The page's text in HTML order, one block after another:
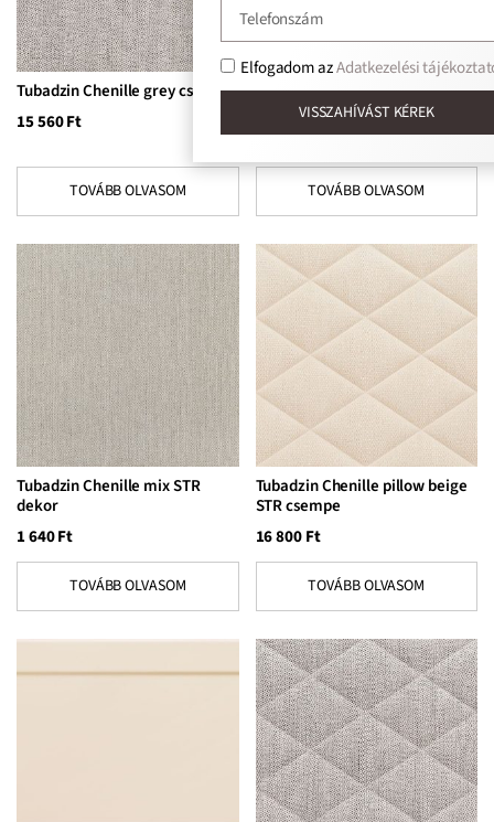
Tubadzin Chenille grey csempe
15 560Ft
TOVÁBB OLVASOM
Tubadzin Chenille grey STR
padlólap
13 300Ft
TOVÁBB OLVASOM
Tubadzin Chenille mix STR
dekor
1 640Ft
TOVÁBB OLVASOM
Tubadzin Chenille pillow beige
STR csempe
16 800Ft
TOVÁBB OLVASOM
Elfogadom azAdatkezelési
VISSZAHÍVÁST KÉREK